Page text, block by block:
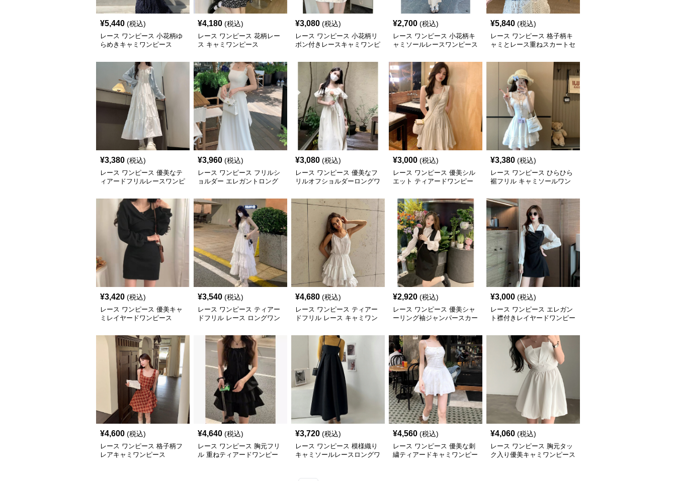
¥5,440 (税込)
レース ワンピース 小花柄ゆ
らめきキャミワンピース
¥4,180 (税込)
レース ワンピース 花柄レー
ス キャミワンピース
¥3,080 (税込)
レース ワンピース 小花柄リ
ボン付きレースキャミワンピ
¥2,700 (税込)
レース ワンピース 小花柄キ
ャミソールレースワンピース
¥5,840 (税込)
レース ワンピース 格子柄キ
ャミとレース重ねスカートセ
¥3,380 (税込)
レース ワンピース 優美なテ
ィアードフリルレースワンピ
¥3,960 (税込)
レース ワンピース フリルシ
ョルダー エレガントロング
¥3,080 (税込)
レース ワンピース 優美なフ
リルオフショルダーロングワ
¥3,000 (税込)
レース ワンピース 優美シル
エット ティアードワンピー
¥3,380 (税込)
レース ワンピース ひらひら
裾フリル キャミソールワン
¥3,420 (税込)
レース ワンピース 優美キャ
ミレイヤードワンピース
¥3,540 (税込)
レース ワンピース ティアー
ドフリル レース ロングワン
¥4,680 (税込)
レース ワンピース ティアー
ドフリル レース キャミワン
¥2,920 (税込)
レース ワンピース 優美シャ
ーリング袖ジャンパースカー
¥3,000 (税込)
レース ワンピース エレガン
ト襟付きレイヤードワンピー
¥4,600 (税込)
レース ワンピース 格子柄フ
レアキャミワンピース
¥4,640 (税込)
レース ワンピース 胸元フリ
ル 重ねティアードワンピー
¥3,720 (税込)
レース ワンピース 模様織り
キャミソールレースロングワ
¥4,560 (税込)
レース ワンピース 優美な刺
繍ティアードキャミワンピー
¥4,060 (税込)
レース ワンピース 胸元タッ
ク入り優美キャミワンピース